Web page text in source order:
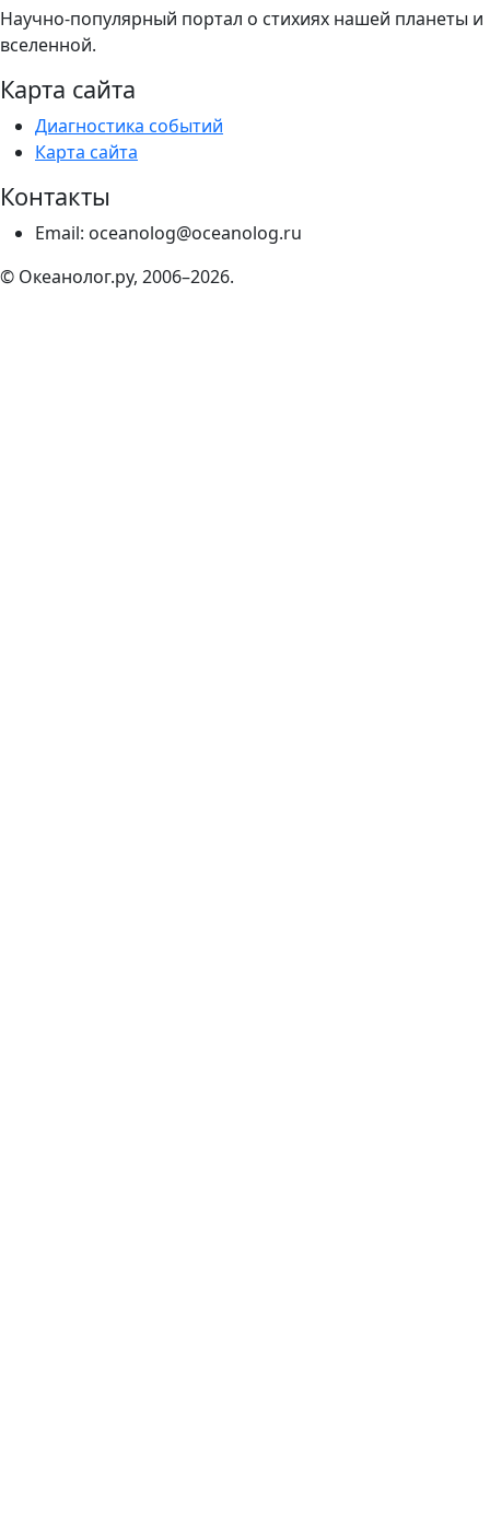
Научно-популярный портал о стихиях нашей планеты и
вселенной.
Карта сайта
Диагностика событий
Карта сайта
Контакты
Email: oceanolog@oceanolog.ru
© Океанолог.ру, 2006–2026.